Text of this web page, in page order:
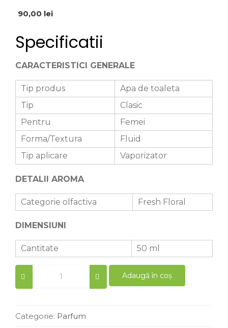
90,00 lei
Specificatii
CARACTERISTICI GENERALE
Tip produs
Apa de toaleta
Tip
Clasic
Pentru
Femei
Forma/Textura
Fluid
Tip aplicare
Vaporizator
DETALII AROMA
Categorie olfactiva Fresh Floral
DIMENSIUNI
Cantitate 50 ml
Parfum
femei
similar
Paradise
Adaugă în coș
Categorie: Parfum